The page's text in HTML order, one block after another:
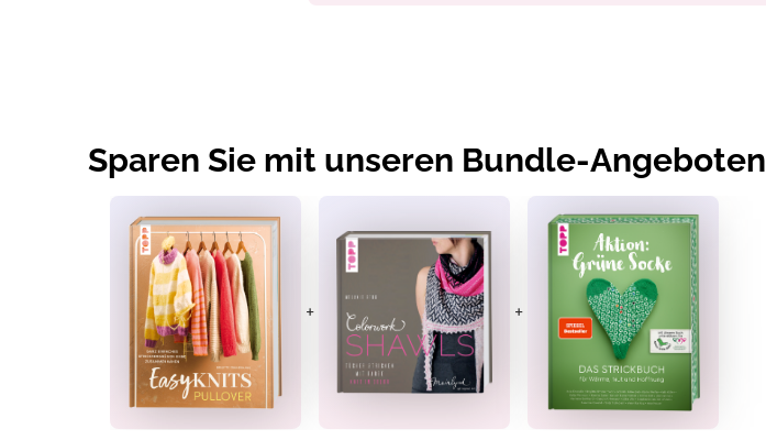
Sparen Sie mit unseren Bundle-Angeboten
+ +